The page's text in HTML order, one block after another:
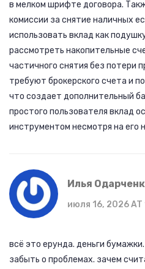
в мелком шрифте договора.
комиссии за снятие наличных
использовать вклад как
рассмотреть накопительные
частичного снятия без потери
требуют брокерского счета и
что создает дополнительный
простого пользователя вклад
инструментом несмотря на его
Илья
июля 16, 2026 AT
всё это ерунда. деньги
забыть о проблемах. зачем